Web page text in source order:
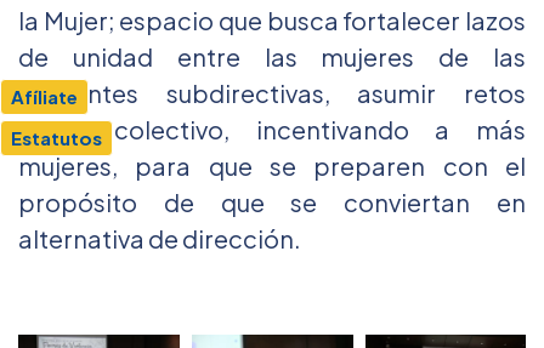
Afíliate
Estatutos
la Mujer; espacio que busca fortalecer lazos
de unidad entre las mujeres de las
diferentes subdirectivas, asumir retos
como colectivo, incentivando a más
mujeres, para que se preparen con el
propósito de que se conviertan en
alternativa de dirección.